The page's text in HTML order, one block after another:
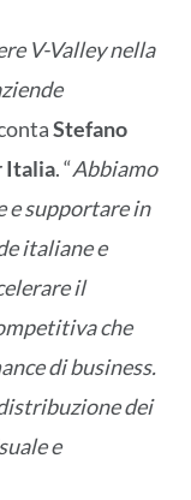
V-Valley nella
Stefano
Italia. “Abbiamo
e supportare in
italiane e
il
che
di business.
dei
e